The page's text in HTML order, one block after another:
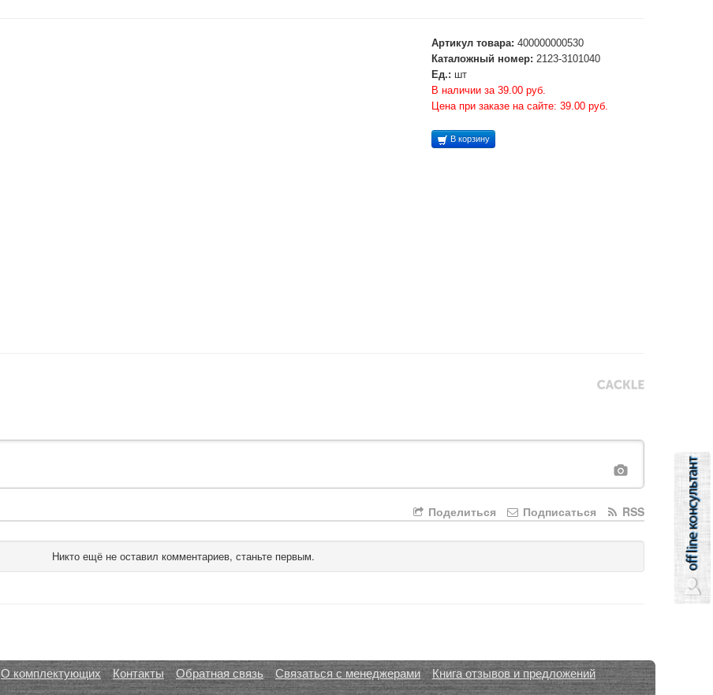
Артикул товара: 400000000530
Каталожный номер: 2123-3101040
Ед.: шт
В наличии за 39.00 руб.
Цена при заказе на сайте: 39.00 руб.
В корзину
RSS
Подписаться
Поделиться
Никто ещё не оставил комментариев, станьте первым.
О комплектующих Контакты Обратная связь Связаться с менеджерами
Книга отзывов и предложений